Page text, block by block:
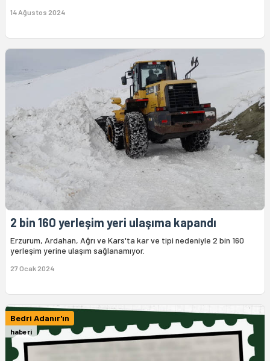
14 Ağustos 2024
2 bin 160 yerleşim yeri ulaşıma kapandı
Erzurum, Ardahan, Ağrı ve Kars'ta kar ve tipi nedeniyle 2 bin 160
yerleşim yerine ulaşım sağlanamıyor.
27 Ocak 2024
Bedri Adanır'ın
haberi